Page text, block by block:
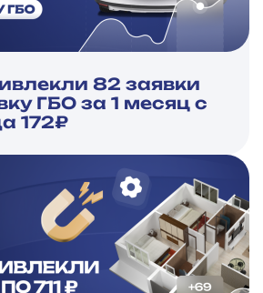
82 заявки
ГБО за 1 месяц с
172₽